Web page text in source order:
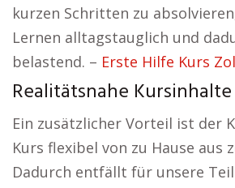
kurzen Schritten zu
Lernen alltagstauglich und
belastend. – Erste Hilfe Kurs
Realitätsnahe
Ein zusätzlicher Vorteil ist der
Kurs flexibel von zu Hause aus
Dadurch entfällt für unsere